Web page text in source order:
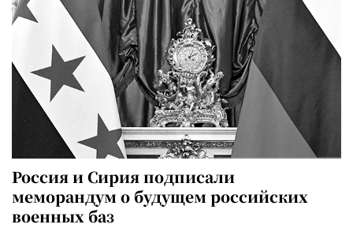
Россия и Сирия подписали
меморандум о будущем российских
военных баз